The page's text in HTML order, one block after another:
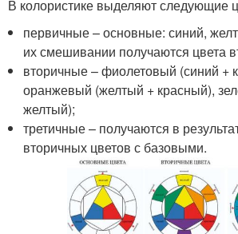
В колористике выделяют следующие
первичные – основные: синий,
их смешивании получаются цвета
вторичные – фиолетовый (синий +
оранжевый (желтый + красный),
желтый);
третичные – получаются в
вторичных цветов с базовыми.